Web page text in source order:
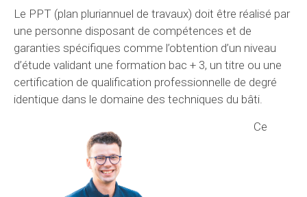
Le PPT (plan pluriannuel de travaux) doit être réalisé par
une personne disposant de compétences et de
garanties spécifiques comme l’obtention d’un niveau
d’étude validant une formation bac + 3, un titre ou une
certification de qualification professionnelle de degré
identique dans le domaine des techniques du bâti.
Ce